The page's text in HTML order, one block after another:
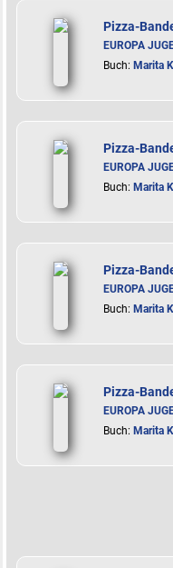
Pizza-
EUROPA
Buch: Marita
Pizza-
EUROPA
Buch: Marita
Pizza-
EUROPA
Buch: Marita
Pizza-
EUROPA
Buch: Marita